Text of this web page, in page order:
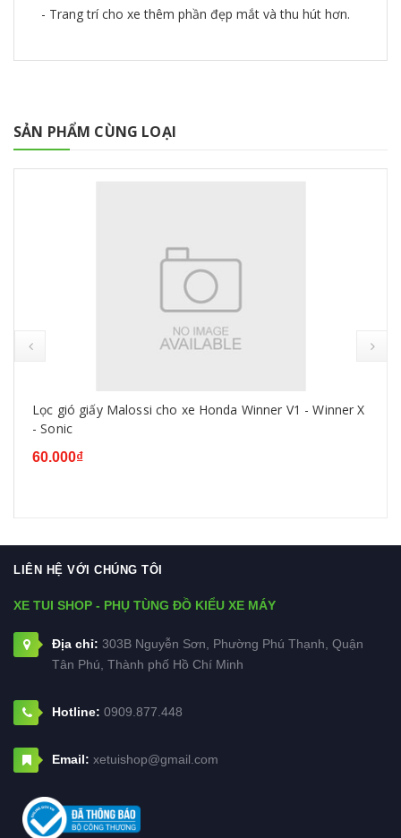
- Trang trí cho xe thêm phần đẹp mắt và thu hút hơn.
SẢN PHẨM CÙNG LOẠI
Lọc gió giấy Malossi cho xe Honda Winner V1 - Winner X
- Sonic
60.000₫
LIÊN HỆ VỚI CHÚNG TÔI
XE TUI SHOP - PHỤ TÙNG ĐỒ KIỂU XE MÁY
Địa chỉ: 303B Nguyễn Sơn, Phường Phú Thạnh, Quận
Tân Phú, Thành phố Hồ Chí Minh
Hotline: 0909.877.448
Email: xetuishop@gmail.com